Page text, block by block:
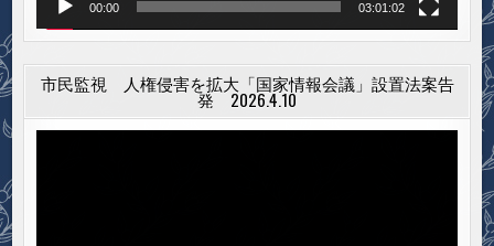
00:00 03:01:02
市民監視 人権侵害を拡大「国家情報会議」設置法案告
発 2026.4.10